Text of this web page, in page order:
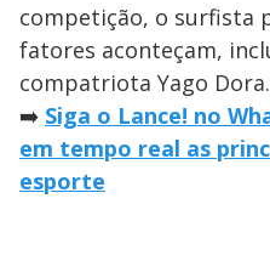
competição, o surfista
fatores aconteçam,
compatriota Yago Dora.
➡️ Siga o Lance! no
em tempo real as
esporte